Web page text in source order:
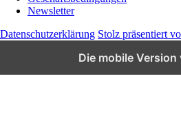
Newsletter
Datenschutzerklärung Stolz präsentiert
Die mobile Version